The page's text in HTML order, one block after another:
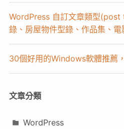
WordPress 自訂文章類型(post
錄、房屋物件型錄、作品集、電
30個好用的Windows軟體推薦
文章分類
WordPress